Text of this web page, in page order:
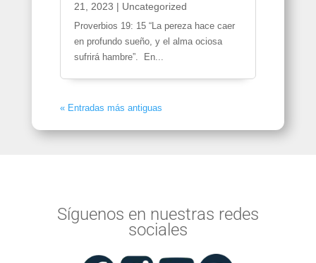
21, 2023 | Uncategorized
Proverbios 19: 15 “La pereza hace caer
en profundo sueño, y el alma ociosa
sufrirá hambre”. En...
« Entradas más antiguas
Síguenos en nuestras redes
sociales